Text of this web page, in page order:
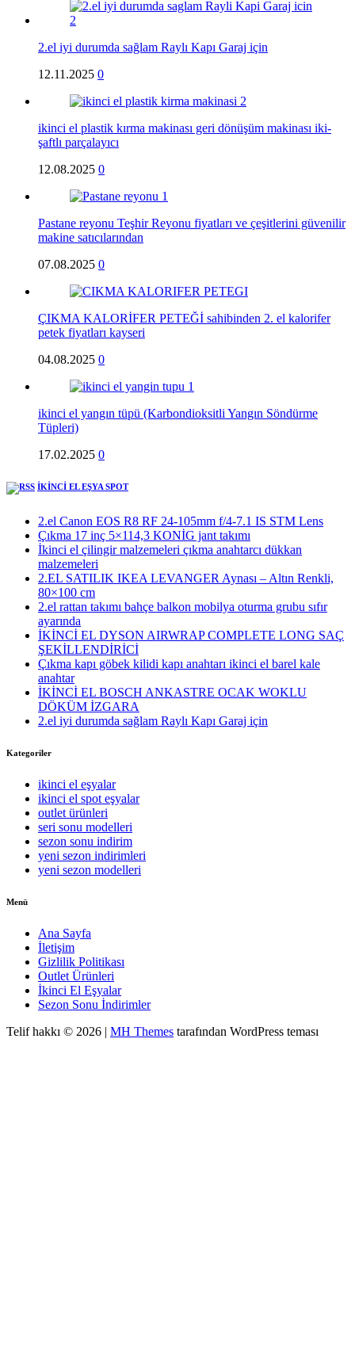
2.el iyi durumda sağlam Raylı Kapı Garaj için
12.11.2025 0
ikinci el plastik kırma makinası geri dönüşüm makinası iki-
şaftlı parçalayıcı
12.08.2025 0
Pastane reyonu Teşhir Reyonu fiyatları ve çeşitlerini güvenilir
makine satıcılarından
07.08.2025 0
ÇIKMA KALORİFER PETEĞİ sahibinden 2. el kalorifer
petek fiyatları kayseri
04.08.2025 0
ikinci el yangın tüpü (Karbondioksitli Yangın Söndürme
Tüpleri)
17.02.2025 0
İKİNCİ EL EŞYA SPOT
2.el Canon EOS R8 RF 24-105mm f/4-7.1 IS STM Lens
Çıkma 17 inç 5×114,3 KONİG jant takımı
İkinci el çilingir malzemeleri çıkma anahtarcı dükkan
malzemeleri
2.EL SATILIK IKEA LEVANGER Aynası – Altın Renkli,
80×100 cm
2.el rattan takımı bahçe balkon mobilya oturma grubu sıfır
ayarında
İKİNCİ EL DYSON AIRWRAP COMPLETE LONG SAÇ
ŞEKİLLENDİRİCİ
Çıkma kapı göbek kilidi kapı anahtarı ikinci el barel kale
anahtar
İKİNCİ EL BOSCH ANKASTRE OCAK WOKLU
DÖKÜM İZGARA
2.el iyi durumda sağlam Raylı Kapı Garaj için
Kategoriler
ikinci el eşyalar
ikinci el spot eşyalar
outlet ürünleri
seri sonu modelleri
sezon sonu indirim
yeni sezon indirimleri
yeni sezon modelleri
Menü
Ana Sayfa
İletişim
Gizlilik Politikası
Outlet Ürünleri
İkinci El Eşyalar
Sezon Sonu İndirimler
Telif hakkı © 2026 | MH Themes tarafından WordPress teması